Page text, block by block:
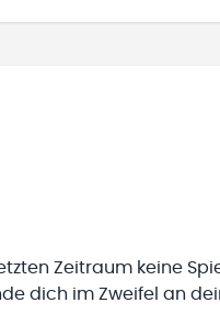
Zeitraum keine
dich im Zweifel an